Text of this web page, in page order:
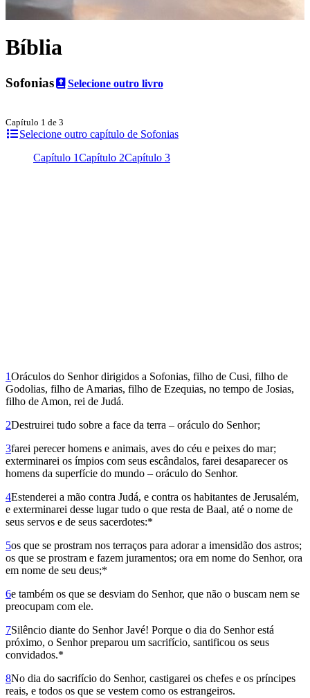
Bíblia
Sofonias Selecione outro livro
Capítulo 1 de 3
Selecione outro capítulo de Sofonias
Capítulo 1Capítulo 2Capítulo 3
1Oráculos do Senhor dirigidos a Sofonias, filho de Cusi, filho de
Godolias, filho de Amarias, filho de Ezequias, no tempo de Josias,
filho de Amon, rei de Judá.
2Destruirei tudo sobre a face da terra – oráculo do Senhor;
3farei perecer homens e animais, aves do céu e peixes do mar;
exterminarei os ímpios com seus escândalos, farei desaparecer os
homens da superfície do mundo – oráculo do Senhor.
4Estenderei a mão contra Judá, e contra os habitantes de Jerusalém,
e exterminarei desse lugar tudo o que resta de Baal, até o nome de
seus servos e de seus sacerdotes:*
5os que se prostram nos terraços para adorar a imensidão dos astros;
os que se prostram e fazem juramentos; ora em nome do Senhor, ora
em nome de seu deus;*
6e também os que se desviam do Senhor, que não o buscam nem se
preocupam com ele.
7Silêncio diante do Senhor Javé! Porque o dia do Senhor está
próximo, o Senhor preparou um sacrifício, santificou os seus
convidados.*
8No dia do sacrifício do Senhor, castigarei os chefes e os príncipes
reais, e todos os que se vestem como os estrangeiros.